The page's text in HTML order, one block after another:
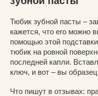
Тюбик зубной пасты –
кажется, что его можно
помощью этой
тюбик на ровной
последней капли.
ключ, и вот – вы
Что пишут в отзывах: